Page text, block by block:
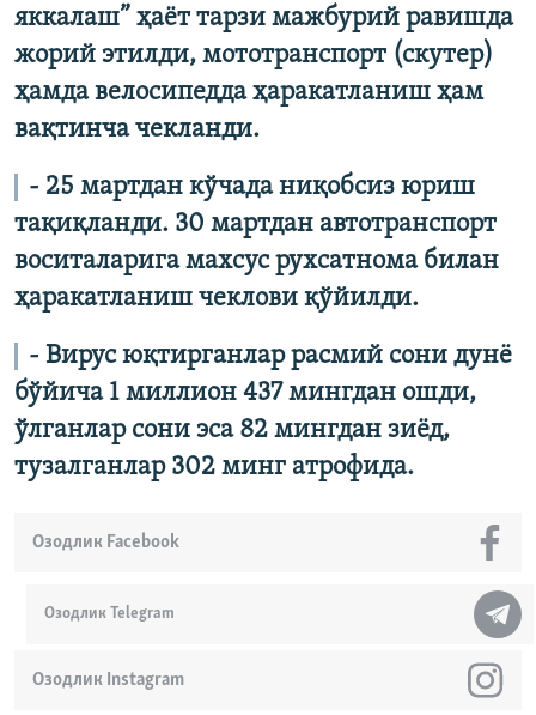
яккалаш” ҳаёт тарзи мажбурий равишда
жорий этилди, мототранспорт (скутер)
ҳамда велосипедда ҳаракатланиш ҳам
вақтинча чекланди.
- 25 мартдан кўчада ниқобсиз юриш
тақиқланди. 30 мартдан автотранспорт
воситаларига махсус рухсатнома билан
ҳаракатланиш чеклови қўйилди.
- Вирус юқтирганлар расмий сони дунё
бўйича 1 миллион 437 мингдан ошди,
ўлганлар сони эса 82 мингдан зиёд,
тузалганлар 302 минг атрофида.
Озодлик Telegram
Озодлик Instagram
Озодлик Facebook